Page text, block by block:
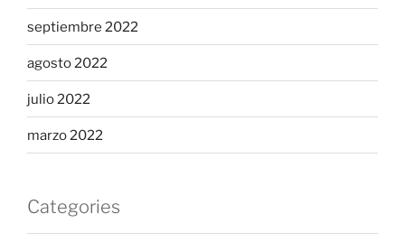
septiembre 2022
agosto 2022
julio 2022
marzo 2022
Categories